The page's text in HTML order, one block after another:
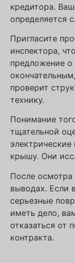
кредитора.
определяется
Пригласите
инспектора,
предложение о
проверит
технику.
Понимание
тщательной
крышу. Они
После осмотра
выводах. Если
серьезные
иметь дело,
отказаться от
контракта.